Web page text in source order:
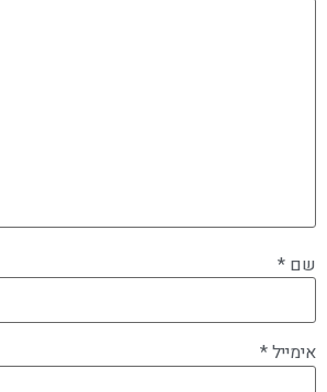
שם *
אימייל*